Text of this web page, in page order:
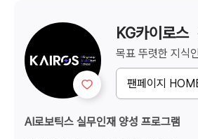
KG카이로스
목표 뚜렷한 지식
팬페이지
AI로보틱스 실무인재 양성 프로그램